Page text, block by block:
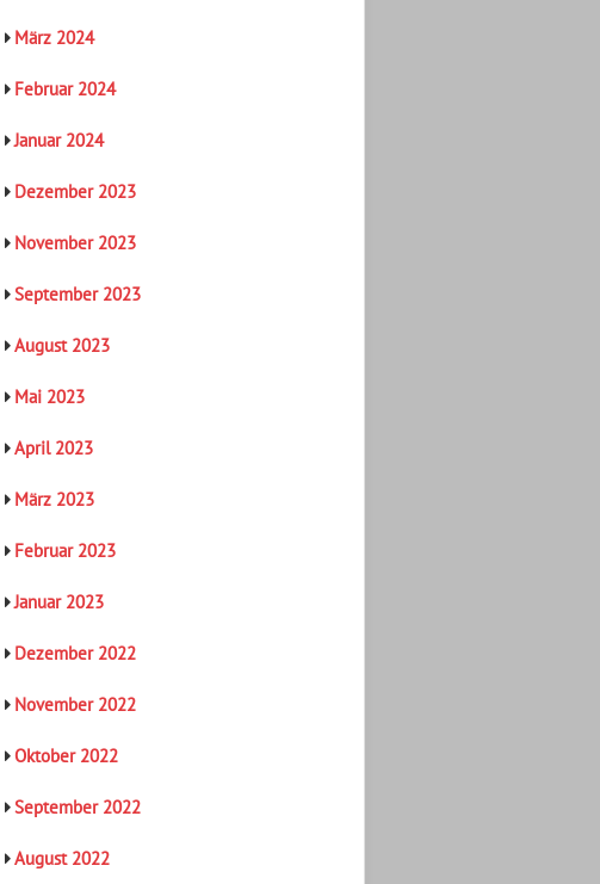
März 2024
Februar 2024
Januar 2024
Dezember 2023
November 2023
September 2023
August 2023
Mai 2023
April 2023
März 2023
Februar 2023
Januar 2023
Dezember 2022
November 2022
Oktober 2022
September 2022
August 2022